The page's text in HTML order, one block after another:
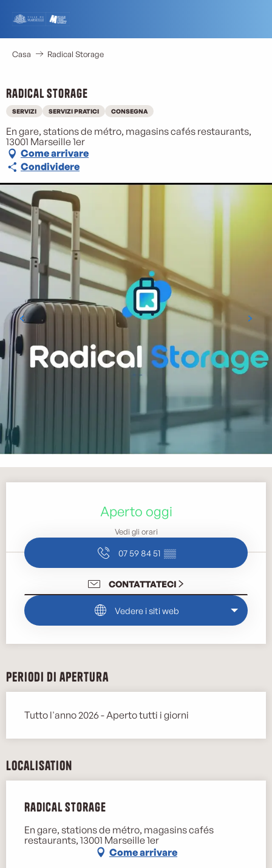
contenu
principal
Casa Radical Storage
Radical Storage
SERVIZI SERVIZI PRATICI CONSEGNA
En gare, stations de métro, magasins cafés restaurants,
13001 Marseille 1er
Come arrivare
Condividere
Aperto oggi
Vedi gli orari
07 59 84 51 ▒▒
CONTATTATECI
Vedere i siti web
Periodi di apertura
Tutto l'anno 2026 - Aperto tutti i giorni
Localisation
Radical Storage
En gare, stations de métro, magasins cafés
restaurants, 13001 Marseille 1er
Come arrivare